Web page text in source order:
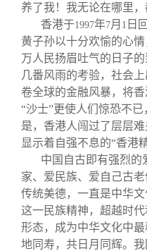
校友服务
终身学
信息化
三创大
实用信
校友总会
总会简介
会长致
总会章
理事会
关闭
养了我！我无论在哪里，
香港于1997年7月 1 日
黄子孙以十分欢愉的心
万人民扬眉吐气的日子
几番风雨的考验，社会
卷全球的金融风暴，将香
“沙士”更使人们惊恐不已
是，香港人闯过了层层难
显示着自强不息的“香港
中国自古即有强烈的
家、爱民族、爱自己古
传统美德，一直是中华文
这一民族精神，超越时
形态，成为中华文化中
地同寿，共日月同辉。